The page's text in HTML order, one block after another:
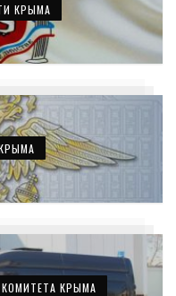
КРЫМА
КРЫМА